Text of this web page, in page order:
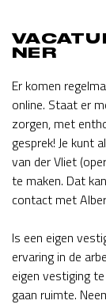
NER
Er komen
online. Staat er
zorgen, met
gesprek! Je kunt
van der Vliet
te maken. Dat
contact met
Is een eigen
ervaring in de
eigen vestiging
gaan ruimte.